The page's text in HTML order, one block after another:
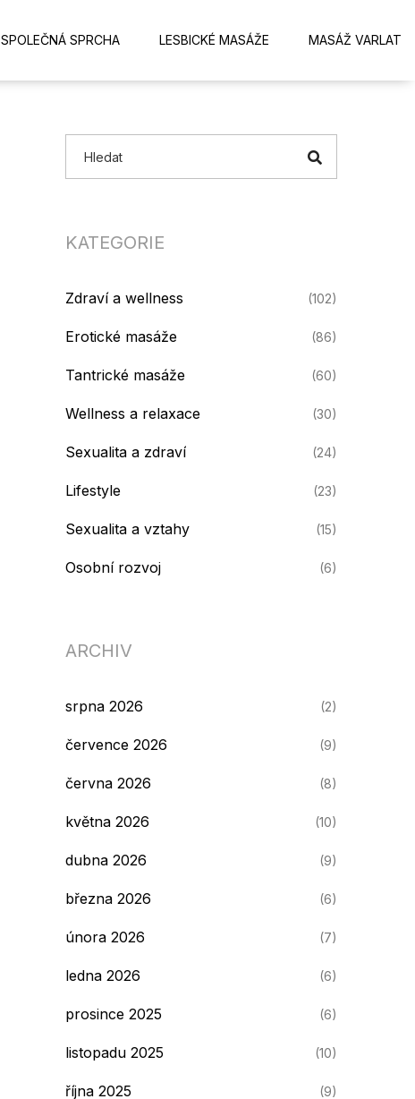
SPOLEČNÁ SPRCHA LESBICKÉ MASÁŽE MASÁŽ VARLAT
KATEGORIE
Zdraví a wellness (102)
Erotické masáže (86)
Tantrické masáže (60)
Wellness a relaxace (30)
Sexualita a zdraví (24)
Lifestyle (23)
Sexualita a vztahy (15)
Osobní rozvoj (6)
ARCHIV
srpna 2026 (2)
července 2026 (9)
června 2026 (8)
května 2026 (10)
dubna 2026 (9)
března 2026 (6)
února 2026 (7)
ledna 2026 (6)
prosince 2025 (6)
listopadu 2025 (10)
října 2025 (9)